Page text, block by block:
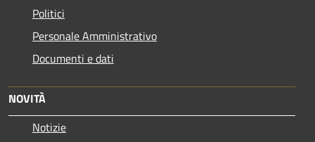
Politici
Personale Amministrativo
Documenti e dati
NOVITÀ
Notizie